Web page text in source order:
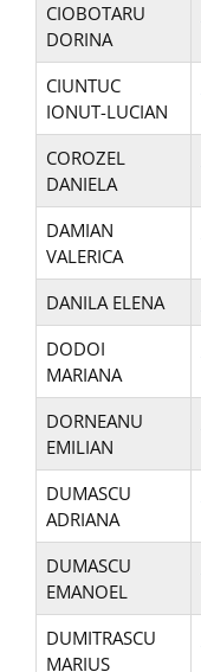
CIOBOTARU
DORINA
CIUNTUC
IONUT-LUCIAN
COROZEL
DANIELA
DAMIAN
VALERICA
DANILA ELENA
DODOI
MARIANA
DORNEANU
EMILIAN
DUMASCU
ADRIANA
DUMASCU
EMANOEL
DUMITRASCU
MARIUS